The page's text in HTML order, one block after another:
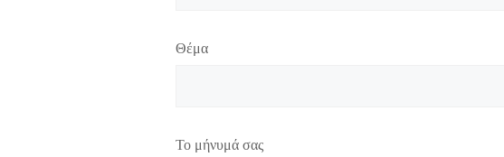
Θέμα
Το μήνυμά σας